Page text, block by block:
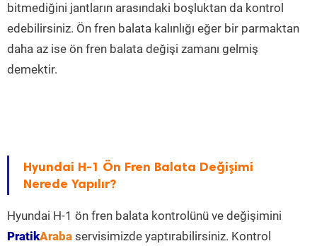
bitmediğini jantların arasındaki boşluktan da kontrol
edebilirsiniz. Ön fren balata kalınlığı eğer bir parmaktan
daha az ise ön fren balata değişi zamanı gelmiş
demektir.
Hyundai H-1 Ön Fren Balata Değişimi
Nerede Yapılır?
Hyundai H-1 ön fren balata kontrolünü ve değişimini
PratikAraba servisimizde yaptırabilirsiniz. Kontrol